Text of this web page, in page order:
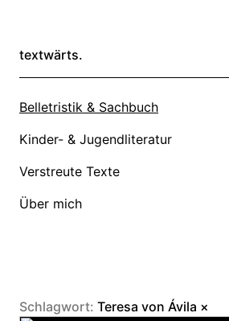
textwärts.
Belletristik & Sachbuch
Kinder- & Jugendliteratur
Verstreute Texte
Über mich
Schlagwort: Teresa von Ávila ×